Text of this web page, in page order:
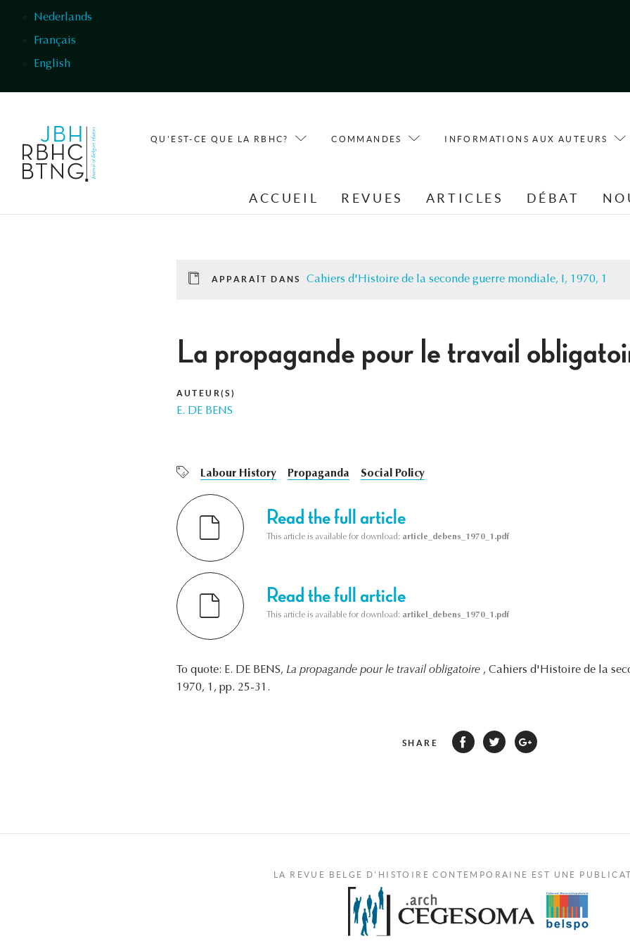
Nederlands
Français
English
QU'EST-CE QUE LA RBHC? COMMANDES INFORMATIONS AUX AUTEURS
ACCUEIL REVUES ARTICLES DÉBAT
APPARAÎT DANS Cahiers d'Histoire de la seconde guerre mondiale, I, 1970, 1
La propagande pour le travail
AUTEUR(S)
E. DE BENS
Labour History Propaganda Social Policy
Read the full article
This article is available for download: article_debens_1970_1.pdf
Read the full article
This article is available for download: artikel_debens_1970_1.pdf
To quote: E. DE BENS, La propagande pour le travail obligatoire , Cahiers d'Histoire de la
1970, 1, pp. 25-31.
SHARE
LA REVUE BELGE D'HISTOIRE CONTEMPORAINE EST UNE